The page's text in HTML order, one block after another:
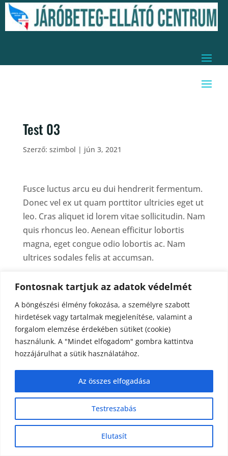
Fontosnak tartjuk az adatok védelmét
A böngészési élmény fokozása, a személyre szabott
hirdetések vagy tartalmak megjelenítése, valamint a
forgalom elemzése érdekében sütiket (cookie)
használunk. A "Mindet elfogadom" gombra kattintva
hozzájárulhat a sütik használatához.
Testreszabás
Elutasít
Az összes elfogadása
Test 03
Szerző: szimbol | jún 3, 2021
Fusce luctus arcu eu dui hendrerit fermentum.
Donec vel ex ut quam porttitor ultricies eget ut
leo. Cras aliquet id lorem vitae sollicitudin. Nam
quis rhoncus leo. Aenean efficitur lobortis
magna, eget congue odio lobortis ac. Nam
ultrices sodales felis at accumsan.
About Medical
Vestibulum blandit tincidunt aliquam. Nullam
sagittis aliquam purus et fermentum. Nullam a
vestibulum risus, quis interdum mauris.
Legutóbbi bejegyzések
Tisztelt hajdúszoboszlói Lakosok!